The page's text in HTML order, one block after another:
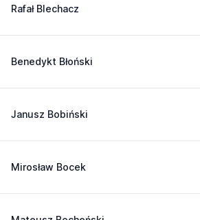
Rafał Blechacz
Benedykt Błoński
Janusz Bobiński
Mirosław Bocek